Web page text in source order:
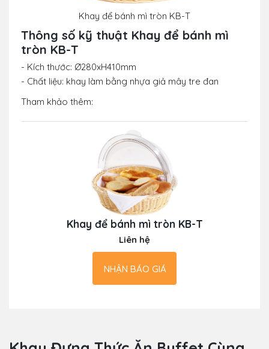
Khay để bánh mì tròn KB-T
Thông số kỹ thuật Khay để bánh mì
tròn KB-T
- Kích thước: Ø280xH410mm
- Chất liệu: khay làm bằng nhựa giả mây tre đan
Tham khảo thêm:
Khay để bánh mì tròn KB-T
Liên hệ
NHẬN BÁO GIÁ